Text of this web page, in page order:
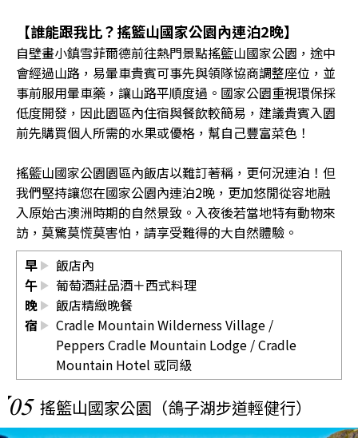
【誰能跟我比？搖籃山國家公園內連泊2晚】
自壁畫小鎮雪菲爾德前往熱門景點搖籃山國家公園，途中
會經過山路，易暈車貴賓可事先與領隊協商調整座位，並
事前服用暈車藥，讓山路平順度過。國家公園重視環保採
低度開發，因此園區內住宿與餐飲較簡易，建議貴賓入園
前先購買個人所需的水果或優格，幫自己豐富菜色！
搖籃山國家公園園區內飯店以難訂著稱，更何況連泊！但
我們堅持讓您在國家公園內連泊2晚，更加悠閒從容地融
入原始古澳洲時期的自然景致。入夜後若當地特有動物來
訪，莫驚莫慌莫害怕，請享受難得的大自然體驗。
早
飯店內
午
葡萄酒莊品酒＋西式料理
晚
飯店精緻晚餐
宿
Cradle Mountain Wilderness Village /
Peppers Cradle Mountain Lodge /Cradle
Mountain Hotel 或同級
05 搖籃山國家公園（鴿子湖步道輕健行）